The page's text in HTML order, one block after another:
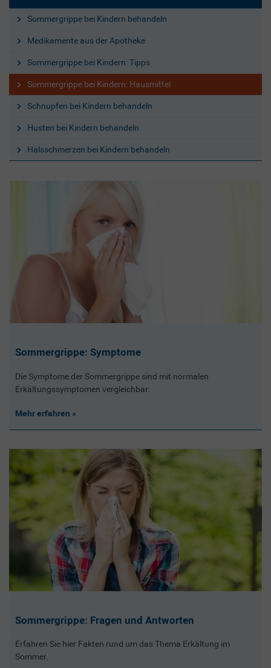
Sommergrippe bei Kindern behandeln
Medikamente aus der Apotheke
Sommergrippe bei Kindern: Tipps
Sommergrippe bei Kindern: Hausmittel
Schnupfen bei Kindern behandeln
Husten bei Kindern behandeln
Halsschmerzen bei Kindern behandeln
Sommergrippe: Symptome
Die Symptome der Sommergrippe sind mit normalen
Erkältungssymptomen vergleichbar.
Mehr erfahren
Sommergrippe: Fragen und Antworten
Erfahren Sie hier Fakten rund um das Thema Erkältung im
Sommer.